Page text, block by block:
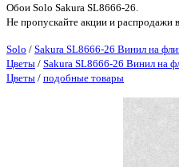
Обои Solo Sakura SL8666-26.
Не пропускайте акции и распродажи
Solo / Sakura SL8666-26 Винил на
Цветы / Sakura SL8666-26 Винил на
Цветы / подобные товары